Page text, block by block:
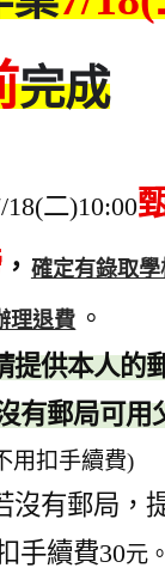
完成
18(二)10:00
， 確定有錄取
理退費 。
提供本人的
有郵局可用
用扣手續費)
沒有郵局，
手續費30元